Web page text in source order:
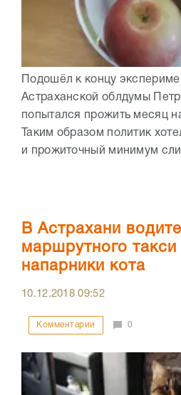
Подошёл к концу
Астраханской облдумы
попытался прожить месяц
Таким образом политик
и прожиточный минимум
В Астрахани
маршрутного
напарники кота
10.12.201809:52
Комментарии 0